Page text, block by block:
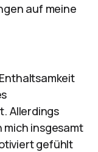
auf meine
Allerdings
mich insgesamt
gefühlt